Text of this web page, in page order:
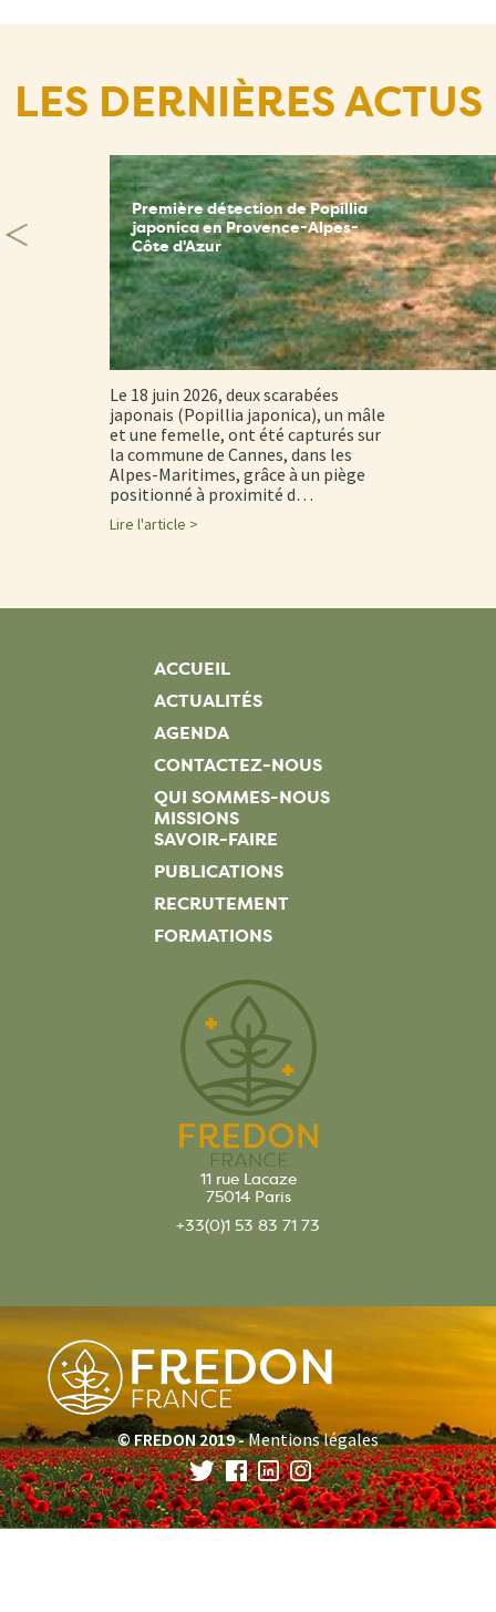
LES DERNIÈRES ACTUS
Première détection de Popillia
japonica en Provence-Alpes-
Côte d'Azur
Le 18 juin 2026, deux scarabées
japonais (Popillia japonica), un mâle
et une femelle, ont été capturés sur
la commune de Cannes, dans les
Alpes-Maritimes, grâce à un piège
positionné à proximité d…
Lire l'article >
ACCUEIL
ACTUALITÉS
AGENDA
CONTACTEZ-NOUS
QUI SOMMES-NOUS
MISSIONS
SAVOIR-FAIRE
PUBLICATIONS
RECRUTEMENT
FORMATIONS
11 rue Lacaze
75014 Paris
+33(0)1 53 83 71 73
© FREDON 2019 -Mentions légales